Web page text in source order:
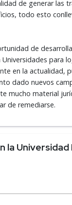
de generar las
todo esto
de
para
en la actualidad,
dado nuevos
mucho material
de remediarse.
la Universidad